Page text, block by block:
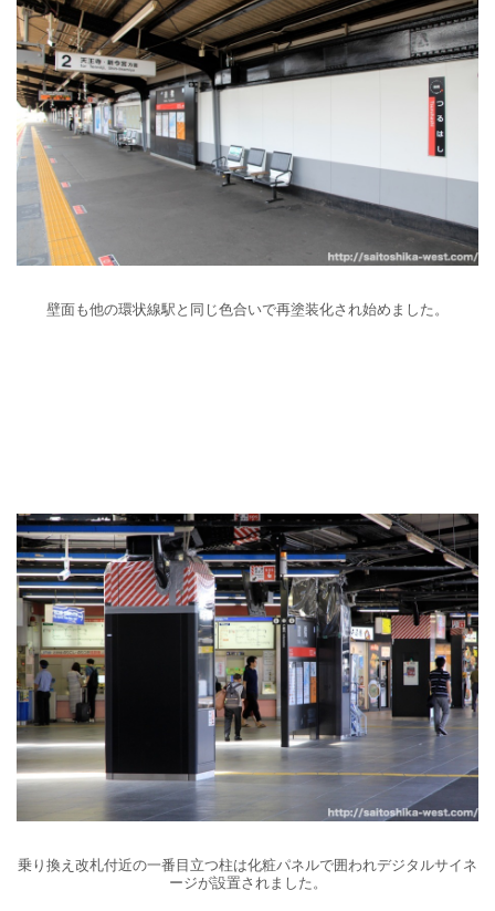
壁面も他の環状線駅と同じ色合いで再塗装化され始めました。
乗り換え改札付近の一番目立つ柱は化粧パネルで囲われデジタルサイネ
ージが設置されました。